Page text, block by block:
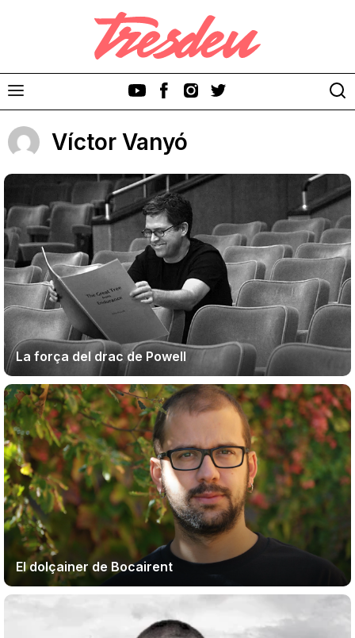
Discos
Videoclips
Cinema i Televisió
Festivals
Internet
Opinió
Llibres
La Llista
Llocs
Víctor Vanyó
La força del drac de Powell
El dolçainer de Bocairent